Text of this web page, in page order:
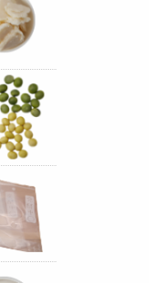
ジャ
まで
利用
02月